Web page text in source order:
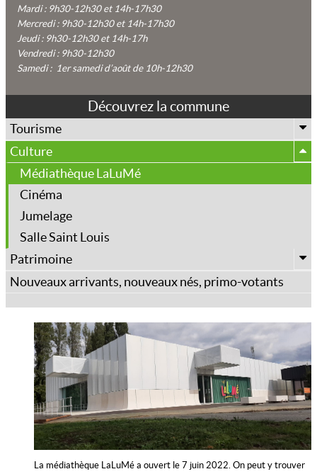
Mardi : 9h30-12h30 et 14h-17h30
Mercredi : 9h30-12h30 et 14h-17h30
Jeudi : 9h30-12h30 et 14h-17h
Vendredi : 9h30-12h30
Samedi : 1er samedi d’août de 10h-12h30
Découvrez la commune
Tourisme
Aire de camping-car
À visiter
Cartes de la commune
Hébergements et restaurants
Office de tourisme
Randonnées et balades
Culture
Médiathèque LaLuMé
Cinéma
Jumelage
Salle Saint Louis
Patrimoine
Histoire de Saint-Georges-sur-Loire
Château de Serrant
Nouveaux arrivants, nouveaux nés, primo-votants
La médiathèque LaLuMé a ouvert le 7 juin 2022. On peut y trouver